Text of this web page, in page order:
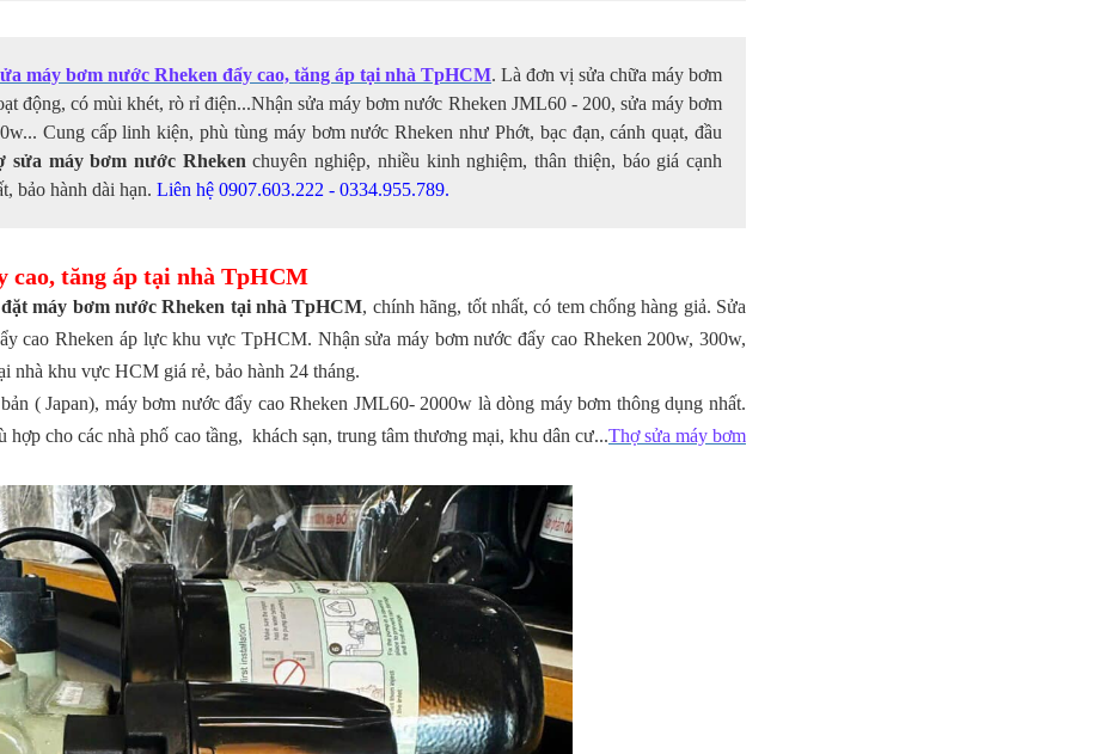
máy bơm nước Rheken đẩy cao, tăng áp tại nhà TpHCM. Là đơn vị sửa chữa máy bơm
động, có mùi khét, rò rỉ điện...Nhận sửa máy bơm nước Rheken JML60 - 200, sửa máy bơm
Cung cấp linh kiện, phù tùng máy bơm nước Rheken như Phớt, bạc đạn, cánh quạt, đầu
sửa máy bơm nước Rhekenchuyên nghiệp, nhiều kinh nghiệm, thân thiện, báo giá cạnh
bảo hành dài hạn. Liên hệ 0907.603.222 - 0334.955.789.
cao, tăng áp tại nhà TpHCM
máy bơm nước Rheken tại nhà TpHCM, chính hãng, tốt nhất, có tem chống hàng giả. Sửa
cao Rheken áp lực khu vực TpHCM. Nhận sửa máy bơm nước đẩy cao Rheken 200w, 300w,
nhà khu vực HCM giá rẻ, bảo hành 24 tháng.
( Japan), máy bơm nước đẩy cao Rheken JML60- 2000w là dòng máy bơm thông dụng nhất.
hợp cho các nhà phố cao tầng, khách sạn, trung tâm thương mại, khu dân cư...Thợ sửa máy bơm